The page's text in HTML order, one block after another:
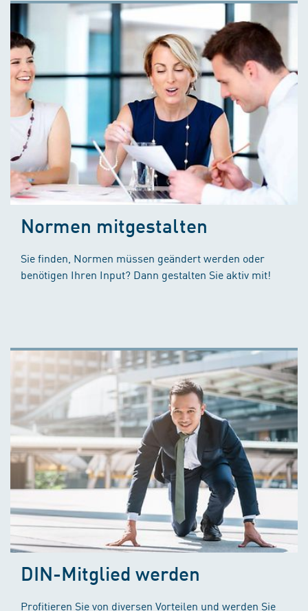
Normen mitgestalten
Sie finden, Normen müssen geändert werden oder
benötigen Ihren Input? Dann gestalten Sie aktiv mit!
DIN-Mitglied werden
Profitieren Sie von diversen Vorteilen und werden Sie